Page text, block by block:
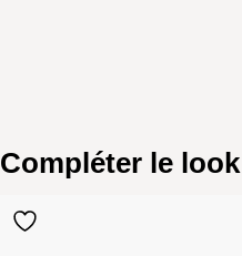
Compléter le look